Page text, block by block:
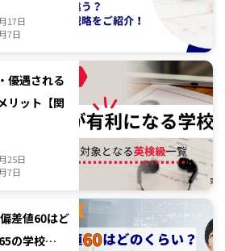
17日
7日
優遇される
リット【関
25日
7日
差値60はど
の学校…